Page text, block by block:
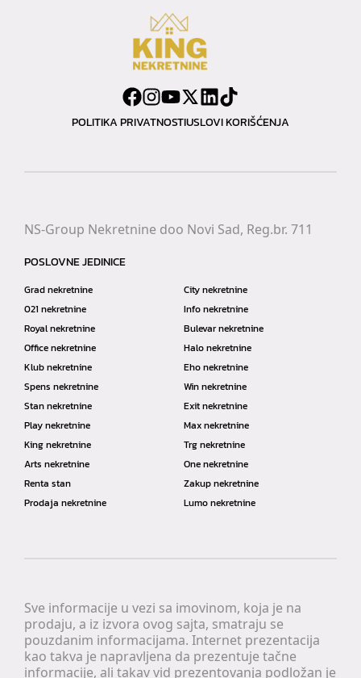
POLITIKA PRIVATNOSTIUSLOVI KORIŠĆENJA
Sve informacije u vezi sa imovinom, koja je na
prodaju, a iz izvora ovog sajta, smatraju se
pouzdanim informacijama. Internet prezentacija
kao takva je napravljena da prezentuje tačne
informacije, ali takav vid prezentovanja podložan je
NS-Group Nekretnine doo Novi Sad, Reg.br. 711
POSLOVNE JEDINICE
Grad nekretnine
City nekretnine
021 nekretnine
Info nekretnine
Royal nekretnine
Bulevar nekretnine
Office nekretnine
Halo nekretnine
Klub nekretnine
Eho nekretnine
Spens nekretnine
Win nekretnine
Stan nekretnine
Exit nekretnine
Play nekretnine
Max nekretnine
King nekretnine
Trg nekretnine
Arts nekretnine
One nekretnine
Renta stan
Zakup nekretnine
Prodaja nekretnine
Lumo nekretnine